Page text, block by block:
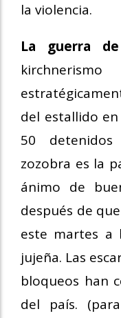
la violencia.
La guerra
del estallido
50
zozobra es la
ánimo de
después de
este martes a
jujeña. Las
bloqueos han
del país.